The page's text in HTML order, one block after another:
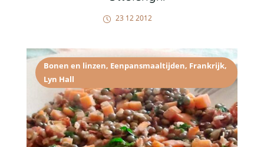
23 12 2012
Bonen en linzen, Eenpansmaaltijden, Frankrijk,
Lyn Hall